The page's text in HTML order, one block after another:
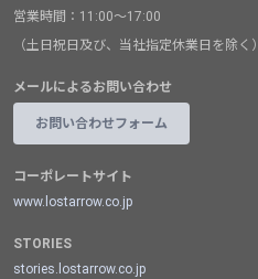
営業時間：11:00～17:00
（土日祝日及び、当社指定休業日を除く）
メールによるお問い合わせ
お問い合わせフォーム
コーポレートサイト
www.lostarrow.co.jp
STORIES
stories.lostarrow.co.jp